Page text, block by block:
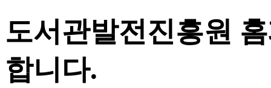
도서관발전진흥원
합니다.